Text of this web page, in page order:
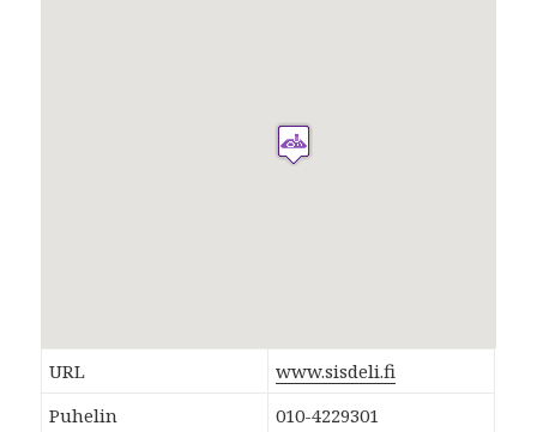
URL
www.sisdeli.fi
Puhelin
010-4229301